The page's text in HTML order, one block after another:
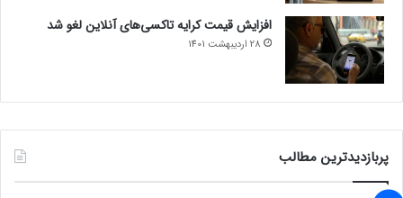
افزایش قیمت کرایه تاکسی‌های آنلاین لغو شد
28 اردیبهشت 1401
پربازدیدترین مطالب